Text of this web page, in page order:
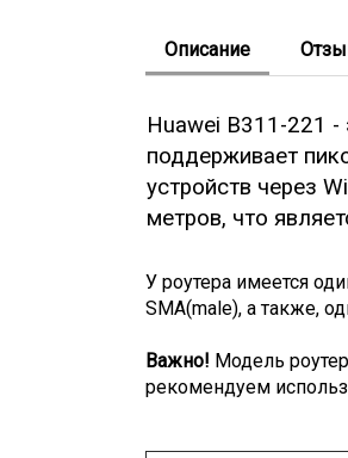
Описание
Huawei B311-221 -
поддерживает
устройств через
метров, что
У роутера имеется
SMA(male), а также,
Важно! Модель
рекомендуем